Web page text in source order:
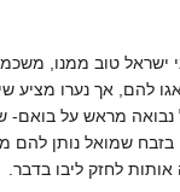
ישראל טוב ממנו,
להם, אך נערו מציע
מראש על בואם-
שמואל נותן להם
לחזק ליבו בדבר.